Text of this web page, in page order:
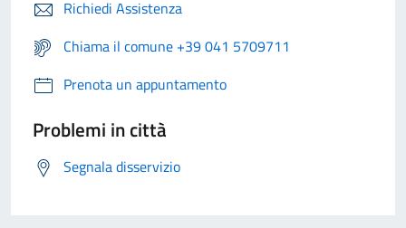
Richiedi Assistenza
Chiama il comune +39 041 5709711
Prenota un appuntamento
Problemi in città
Segnala disservizio